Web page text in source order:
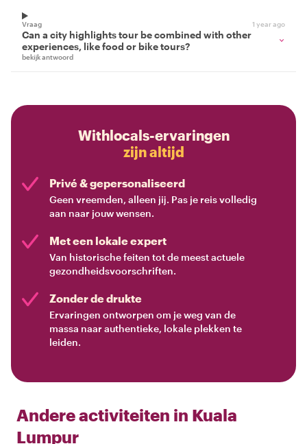
Vraag 1 year ago
Can a city highlights tour be combined with other
experiences, like food or bike tours?
bekijk antwoord
Withlocals-ervaringen
zijn altijd
Privé & gepersonaliseerd
Geen vreemden, alleen jij. Pas je reis volledig
aan naar jouw wensen.
Met een lokale expert
Van historische feiten tot de meest actuele
gezondheidsvoorschriften.
Zonder de drukte
Ervaringen ontworpen om je weg van de
massa naar authentieke, lokale plekken te
leiden.
Andere activiteiten in Kuala
Lumpur